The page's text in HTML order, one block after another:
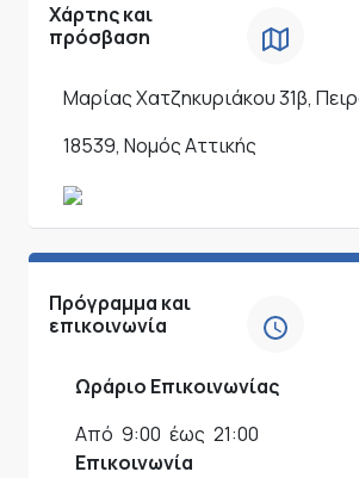
Χάρτης και
πρόσβαση
Μαρίας Χατζηκυριάκου 31β,
18539, Νομός Αττικής
Πρόγραμμα και
επικοινωνία
Ωράριο Επικοινωνίας
Από 9:00 έως 21:00
Επικοινωνία